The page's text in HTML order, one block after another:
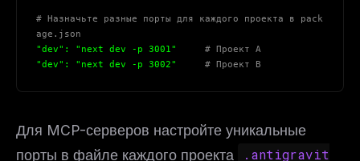
# Назначьте разные порты для каждого проекта в pack
age.json
"dev": "next dev -p 3001" # Проект A
"dev": "next dev -p 3002" # Проект B
Для MCP-серверов настройте уникальные
порты в файле каждого проекта
.antigravit